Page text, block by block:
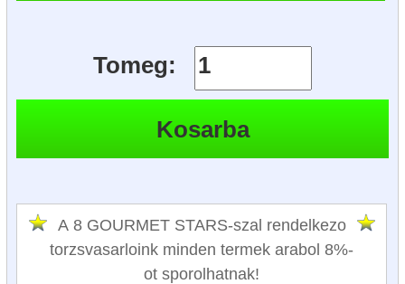
Tomeg:
A 8 GOURMET STARS-szal rendelkezo
torzsvasarloink minden termek arabol 8%-
ot sporolhatnak!